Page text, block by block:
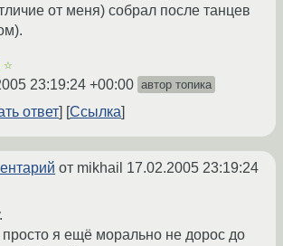
от меня) собрал после танцев
☆
23:19:24 +00:00 автор топика
ответ Ссылка
от mikhail 17.02.2005 23:19:24
просто я ещё морально не дорос до